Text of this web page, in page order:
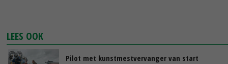
LEES OOK
Pilot met kunstmestvervanger van start